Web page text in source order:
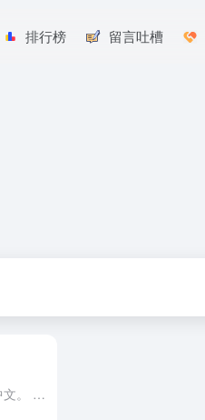
排行榜 留言吐槽
软件名为Foto-Mosaik-Edda，安装后在设置里修改语言为中文。 创建一个要制作的图库（比如你和你粑粑的合照5000张） 再选择一个要制作的图片，最后选择像素和图片大小直接生成，效果类似楚门世...